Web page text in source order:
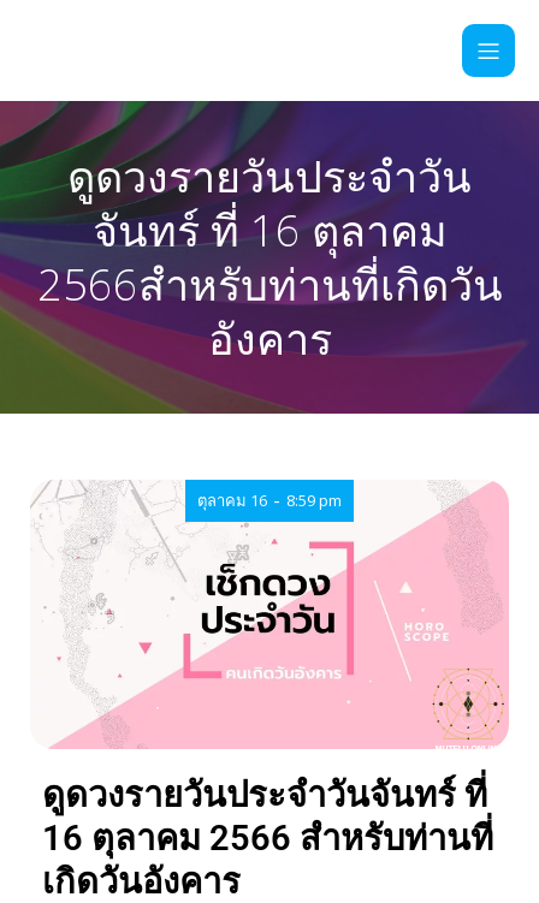
ดูดวงรายวันประจำวัน
จันทร์ ที่ 16 ตุลาคม
2566สำหรับท่านที่เกิดวัน
อังคาร
ตุลาคม 16 - 8:59 pm
ดูดวงรายวันประจำวันจันทร์ ที่
16 ตุลาคม 2566 สำหรับท่านที่
เกิดวันอังคาร